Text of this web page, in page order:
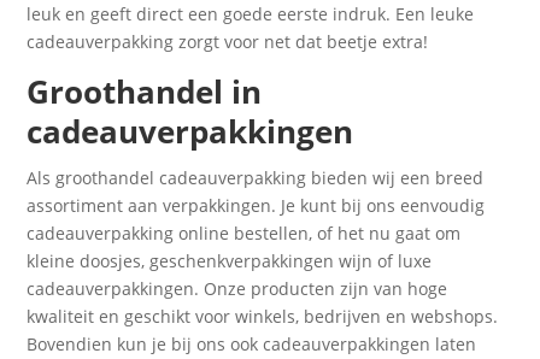
leuk en geeft direct een goede eerste indruk. Een leuke
cadeauverpakking zorgt voor net dat beetje extra!
Groothandel in
cadeauverpakkingen
Als groothandel cadeauverpakking bieden wij een breed
assortiment aan verpakkingen. Je kunt bij ons eenvoudig
cadeauverpakking online bestellen, of het nu gaat om
kleine doosjes, geschenkverpakkingen wijn of luxe
cadeauverpakkingen. Onze producten zijn van hoge
kwaliteit en geschikt voor winkels, bedrijven en webshops.
Bovendien kun je bij ons ook cadeauverpakkingen laten